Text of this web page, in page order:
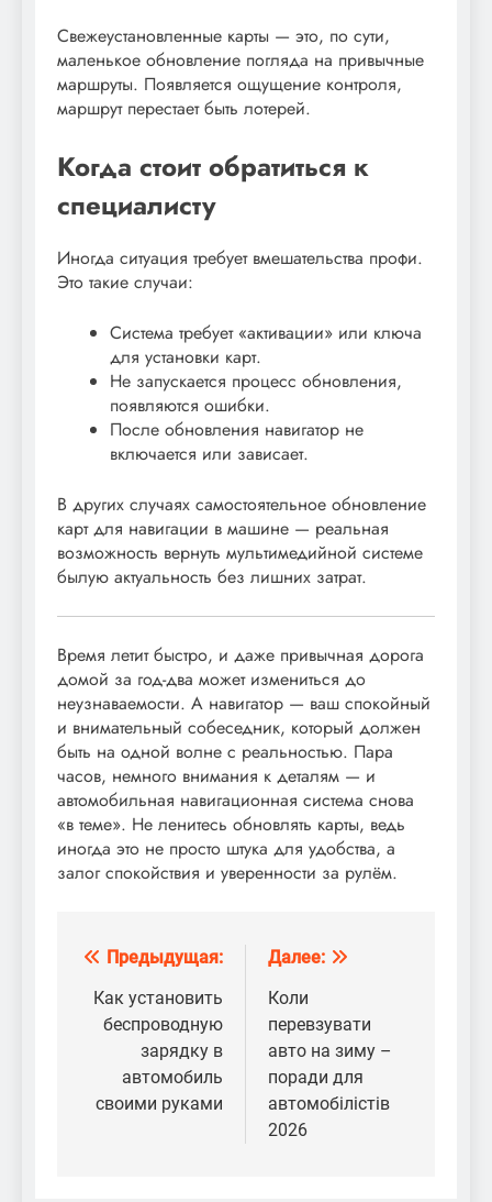
Свежеустановленные карты — это, по сути,
маленькое обновление погляда на привычные
маршруты. Появляется ощущение контроля,
маршрут перестает быть лотерей.
Когда стоит обратиться к
специалисту
Иногда ситуация требует вмешательства профи.
Это такие случаи:
Система требует «активации» или ключа
для установки карт.
Не запускается процесс обновления,
появляются ошибки.
После обновления навигатор не
включается или зависает.
В других случаях самостоятельное обновление
карт для навигации в машине — реальная
возможность вернуть мультимедийной системе
былую актуальность без лишних затрат.
Время летит быстро, и даже привычная дорога
домой за год-два может измениться до
неузнаваемости. А навигатор — ваш спокойный
и внимательный собеседник, который должен
быть на одной волне с реальностью. Пара
часов, немного внимания к деталям — и
автомобильная навигационная система снова
«в теме». Не ленитесь обновлять карты, ведь
иногда это не просто штука для удобства, а
залог спокойствия и уверенности за рулём.
Навигация
по
записям
Предыдущая:
Как установить
беспроводную
зарядку в
автомобиль
своими руками
Далее:
Коли
перевзувати
авто на зиму –
поради для
автомобілістів
2026